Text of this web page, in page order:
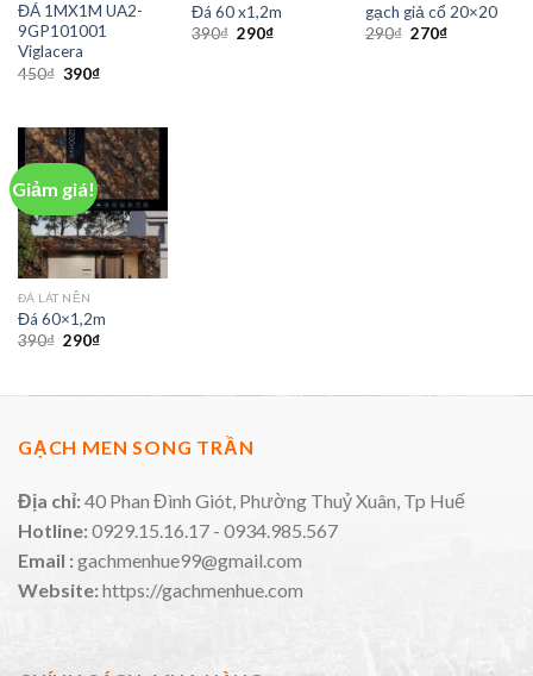
ĐÁ 1MX1M UA2-
9GP101001
Viglacera
450₫ 390₫
Đá 60 x1,2m
390₫ 290₫
gạch giả cổ 20×20
290₫ 270₫
Giảm giá!
ĐÁ LÁT NỀN
Đá 60×1,2m
390₫ 290₫
GẠCH MEN SONG TRẦN
Địa chỉ:40 Phan Đình Giót, Phường Thuỷ Xuân, Tp Huế
Hotline:0929.15.16.17 - 0934.985.567
Email :gachmenhue99@gmail.com
Website:https://gachmenhue.com